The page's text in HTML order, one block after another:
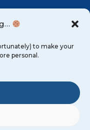
to make your
personal.